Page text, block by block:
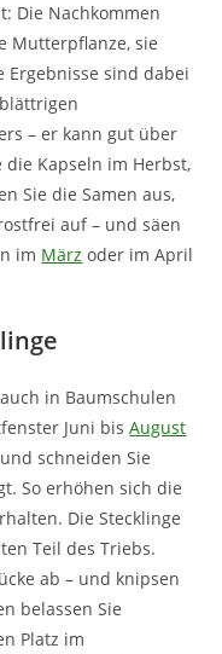
Die Nachkommen
Mutterpflanze, sie
Ergebnisse sind dabei
– er kann gut über
Kapseln im Herbst,
Sie die Samen aus,
auf – und säen
im März oder im April
in Baumschulen
Juni bisAugust
schneiden Sie
So erhöhen sich die
Die Stecklinge
Teil des Triebs.
ab – und knipsen
belassen Sie
Platz im